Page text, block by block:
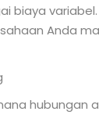
biaya
Anda
hubungan